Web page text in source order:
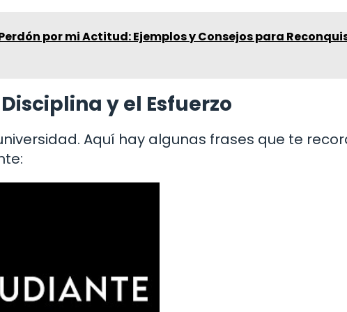
por mi Actitud: Ejemplos y Consejos para
y el Esfuerzo
Aquí hay algunas frases que te